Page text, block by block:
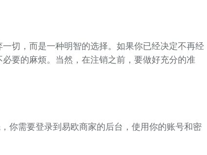
切，而是一种明智的选择。如果你已经决定不再经
要的麻烦。当然，在注销之前，要做好充分的准
你需要登录到易欧商家的后台，使用你的账号和密